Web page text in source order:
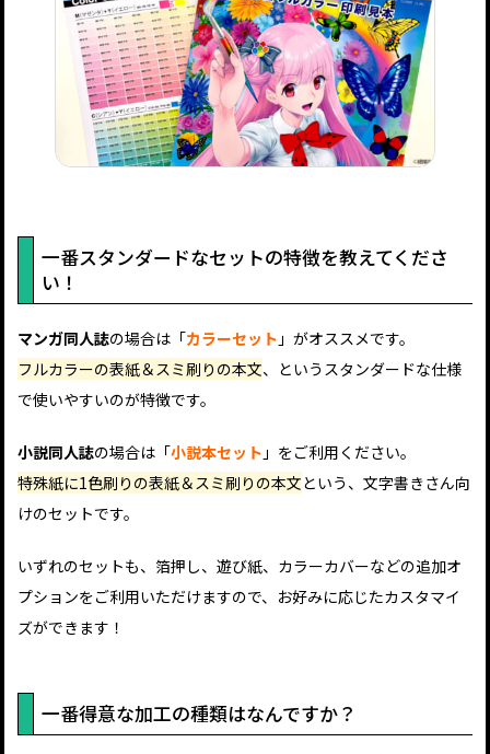
一番スタンダードなセットの特徴を教えてくださ
い！
マンガ同人誌の場合は「カラーセット 」がオススメです。
フルカラーの表紙＆スミ刷りの本文、というスタンダードな仕様
で使いやすいのが特徴です。
小説同人誌の場合は「小説本セット 」をご利用ください。
特殊紙に1色刷りの表紙＆スミ刷りの本文という、文字書きさん向
けのセットです。
いずれのセットも、箔押し、遊び紙、カラーカバーなどの追加オ
プションをご利用いただけますので、お好みに応じたカスタマイ
ズができます！
一番得意な加工の種類はなんですか？